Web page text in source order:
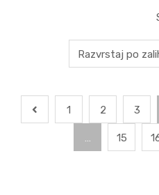
1 2 3
… 15